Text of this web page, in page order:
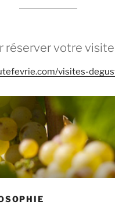
réserver votre visite
visites-